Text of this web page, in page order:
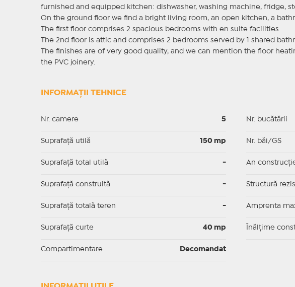
furnished and equipped kitchen: dishwasher, washing machine, fridge,
On the ground floor we find a bright living room, an open kitchen, a
The first floor comprises 2 spacious bedrooms with en suite facilities
The 2nd floor is attic and comprises 2 bedrooms served by 1 shared
The finishes are of very good quality, and we can mention the floor
the PVC joinery.
INFORMAȚII TEHNICE
Nr. camere 5
Suprafaţă utilă 150 mp
Suprafaţă total utilă -
Suprafaţă construită -
Suprafață totală teren -
Suprafaţă curte 40 mp
Compartimentare Decomandat
Nr. bucătării
Nr. băi/GS
An
Structură
Amprenta
Înălțime